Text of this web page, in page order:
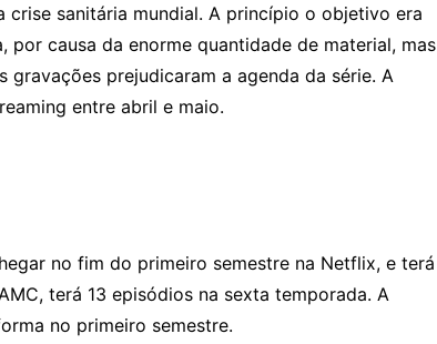
sanitária mundial. A princípio o objetivo era
causa da enorme quantidade de material, mas
gravações prejudicaram a agenda da série. A
entre abril e maio.
no fim do primeiro semestre na Netflix, e terá
terá 13 episódios na sexta temporada. A
no primeiro semestre.